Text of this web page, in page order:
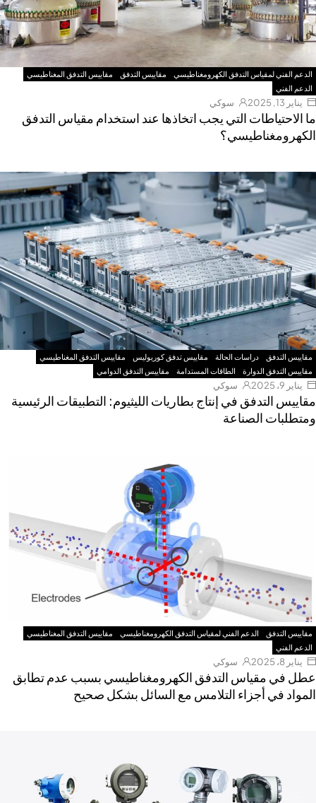
الدعم الفني لمقياس التدفق الكهرومغناطيسي مقاييس التدفق
مقاييس التدفق المغناطيسي
الدعم الفني
يناير 13, 2025 سوكي
ما الاحتياطات التي يجب اتخاذها عند استخدام مقياس التدفق
الكهرومغناطيسي؟
مقاييس التدفق دراسات الحالة مقاييس تدفق كوريوليس
مقاييس التدفق المغناطيسي
مقاييس التدفق الدوارة
الطاقات المستدامة مقاييس التدفق الدوامي
يناير 9، 2025 سوكي
مقاييس التدفق في إنتاج بطاريات الليثيوم: التطبيقات الرئيسية
ومتطلبات الصناعة
مقاييس التدفق الدعم الفني لمقياس التدفق الكهرومغناطيسي
مقاييس التدفق المغناطيسي
الدعم الفني
يناير 8، 2025 سوكي
عطل في مقياس التدفق الكهرومغناطيسي بسبب عدم تطابق
المواد في أجزاء التلامس مع السائل بشكل صحيح